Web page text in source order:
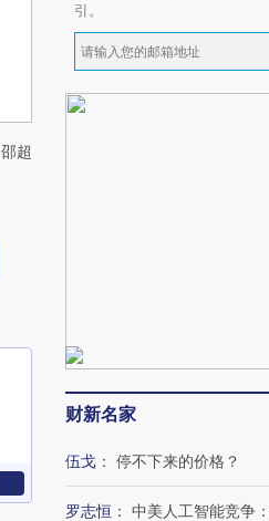
超
引。
财新名家
伍戈 ： 停不下来的价格？
罗志恒 ： 中美人工智能竞争